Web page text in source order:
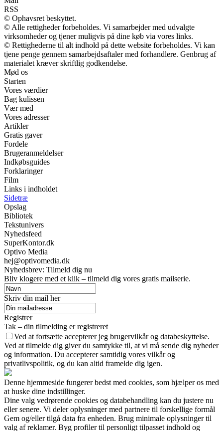
RSS
© Ophavsret beskyttet.
© Alle rettigheder forbeholdes. Vi samarbejder med udvalgte
virksomheder og tjener muligvis på dine køb via vores links.
© Rettighederne til alt indhold på dette website forbeholdes. Vi kan
tjene penge gennem samarbejdsaftaler med forhandlere. Genbrug af
materialet kræver skriftlig godkendelse.
Mød os
Starten
Vores værdier
Bag kulissen
Vær med
Vores adresser
Artikler
Gratis gaver
Fordele
Brugeranmeldelser
Indkøbsguides
Forklaringer
Film
Links i indholdet
Sidetræ
Opslag
Bibliotek
Tekstunivers
Nyhedsfeed
SuperKontor.dk
Optivo Media
hej@optivomedia.dk
Nyhedsbrev: Tilmeld dig nu
Bliv klogere med et klik – tilmeld dig vores gratis mailserie.
Skriv din mail her
Registrer
Tak – din tilmelding er registreret
Ved at fortsætte accepterer jeg brugervilkår og databeskyttelse.
Ved at tilmelde dig giver du samtykke til, at vi må sende dig nyheder
og information. Du accepterer samtidig vores vilkår og
privatlivspolitik, og du kan altid framelde dig igen.
Denne hjemmeside fungerer bedst med cookies, som hjælper os med
at huske dine indstillinger.
Dine valg vedrørende cookies og databehandling kan du justere nu
eller senere. Vi deler oplysninger med partnere til forskellige formål
Gem og/eller tilgå data fra enheden. Brug minimale oplysninger til
valg af reklamer. Byg profiler til personligt tilpasset indhold og